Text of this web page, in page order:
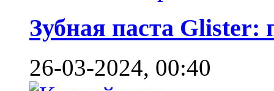
Зубная паста Glister:
26-03-2024, 00:40